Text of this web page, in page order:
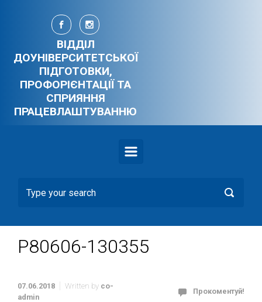
Skip to main content
ВІДДІЛ
ДОУНІВЕРСИТЕТСЬКОЇ
ПІДГОТОВКИ,
ПРОФОРІЄНТАЦІЇ ТА
СПРИЯННЯ
ПРАЦЕВЛАШТУВАННЮ
P80606-130355
07.06.2018 Written by co-
admin
Прокоментуй!